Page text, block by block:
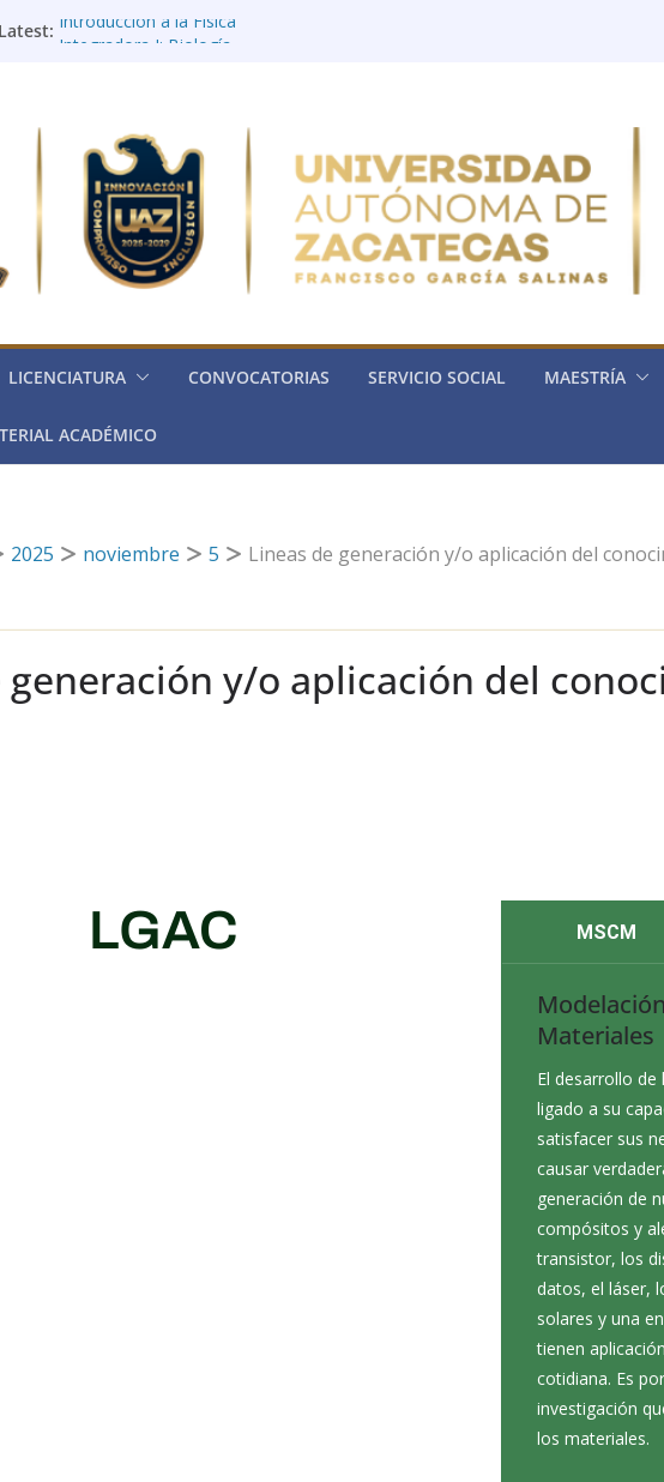
Latest: Introducción a la Física
Integradora IV (Química General)
LICENCIATURA CONVOCATORIAS SERVICIO SOCIAL MAESTRÍA
ACADÉMICO
2025 noviembre 5 Lineas de generación y/o aplicación del
generación y/o aplicación del
LGAC MSCM
Materiales
El desarrollo
ligado a su
satisfacer sus
causar
generación de
compósitos y
transistor, los
datos, el láser,
solares y una
tienen
cotidiana. Es
investigación
los materiales.